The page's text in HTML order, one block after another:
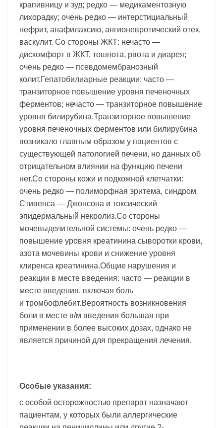
крапивницу и зуд; редко — медикаментозную
лихорадку; очень редко — интерстициальный
нефрит, анафилаксию, ангионевротический отек,
васкулит. Со стороны ЖКТ: нечасто —
дискомфорт в ЖКТ, тошнота, рвота и диарея;
очень редко — псевдомембранозный
колит.Гепатобилиарные реакции: часто —
транзиторное повышение уровня печеночных
ферментов; нечасто — транзиторное повышение
уровня билирубина.Транзиторное повышение
уровня печеночных ферментов или билирубина
возникало главным образом у пациентов с
существующей патологией печени, но данных об
отрицательном влиянии на функцию печени
нет.Со стороны кожи и подкожной клетчатки:
очень редко — полиморфная эритема, синдром
Стивенса — Джонсона и токсический
эпидермальный некролиз.Со стороны
мочевыделительной системы: очень редко —
повышение уровня креатинина сыворотки крови,
азота мочевины крови и снижение уровня
клиренса креатинина.Общие нарушения и
реакции в месте введения: часто — реакции в
месте введения, включая боль
и тромбофлебит.Вероятность возникновения
боли в месте в/м введения большая при
применении в более высоких дозах, однако не
является причиной для прекращения лечения.
Особые указания:
с особой осторожностью препарат назначают
пациентам, у которых были аллергические